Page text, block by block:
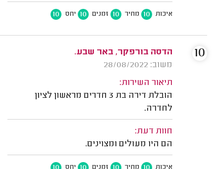
איכות 10 מחיר 10 זמנים 10 יחס 10
הדסה בורפקר, באר שבע.
משוב: 28/08/2022
תיאור השירות:
הובלת דירה בת 3 חדרים מראשון לציון
לחדרה.
חוות דעת:
הם היו מעולים ומצוינים.
10